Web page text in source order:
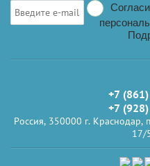
+7
+7
Россия, 350000 г. Краснодар,
17/